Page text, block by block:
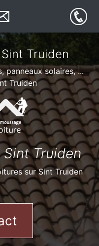
Truiden
panneaux solaires, ...
Truiden
Truiden
sur Sint Truiden